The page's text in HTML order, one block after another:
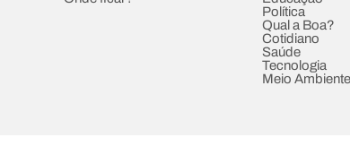
Política
Qual a Boa?
Cotidiano
Saúde
Tecnologia
Meio Ambiente